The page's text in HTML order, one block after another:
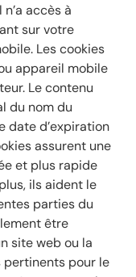
accès à
sur votre
Les cookies
appareil mobile
Le contenu
du nom du
date d’expiration
assurent une
et plus rapide
ils aident le
parties du
être
site web ou la
pour le